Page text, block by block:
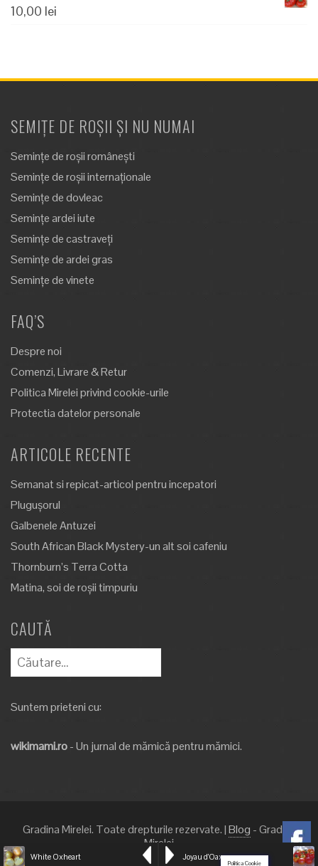
White Oxheart Joyau d’Oaxaca
10,00 lei
SEMIȚE DE ROȘII ȘI NU NUMAI
Semințe de roșii românești
Semințe de roșii internaționale
Semințe de dovleac
Semințe ardei iute
Semințe de castraveți
Semințe de ardei gras
Semințe de vinete
FAQ’S
Despre noi
Comenzi, Livrare & Retur
Politica Mirelei privind cookie-urile
Protectia datelor personale
ARTICOLE RECENTE
Semanat si repicat-articol pentru incepatori
Plugușorul
Galbenele Antuzei
South African Black Mystery-un alt soi cafeniu
Thornburn’s Terra Cotta
Matina, soi de roșii timpuriu
CAUTĂ
Caută
după:
Suntem prieteni cu:
wikimami.ro- Un jurnal de mămică pentru mămici.
Gradina Mirelei. Toate drepturile rezervate.|Blog - Gradina
Mirelei
Politica Cookie